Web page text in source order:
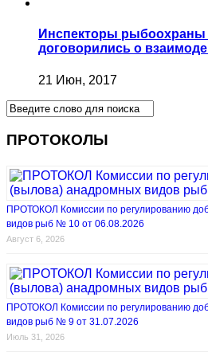
Инспекторы
договорились о
21 Июн, 2017
ПРОТОКОЛЫ
ПРОТОКОЛ Комиссии по регулированию
видов рыб № 10 от 06.08.2026
Август 6, 2026
ПРОТОКОЛ Комиссии по регулированию
видов рыб № 9 от 31.07.2026
Июль 31, 2026